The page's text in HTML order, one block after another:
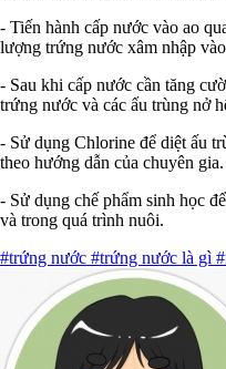
- Tiến hành cấp nước vào ao
lượng trứng nước xâm nhập
- Sau khi cấp nước cần tăng
trứng nước và các ấu trùng nở
- Sử dụng Chlorine để diệt ấu
theo hướng dẫn của chuyên gia.
- Sử dụng chế phẩm sinh học
và trong quá trình nuôi.
#trứng nước #trứng nước là gì